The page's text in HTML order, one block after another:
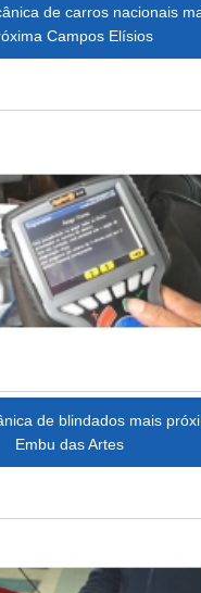
de carros nacionais
Campos Elísios
de blindados mais
Embu das Artes